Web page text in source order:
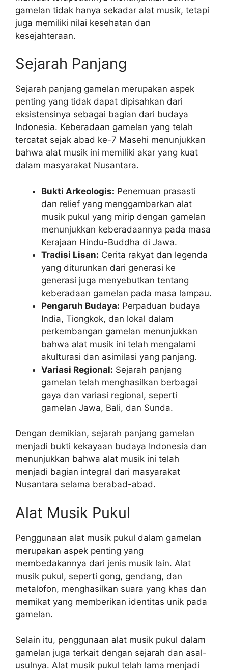
gamelan tidak hanya sekadar alat musik, tetapi
juga memiliki nilai kesehatan dan
kesejahteraan.
Sejarah Panjang
Sejarah panjang gamelan merupakan aspek
penting yang tidak dapat dipisahkan dari
eksistensinya sebagai bagian dari budaya
Indonesia. Keberadaan gamelan yang telah
tercatat sejak abad ke-7 Masehi menunjukkan
bahwa alat musik ini memiliki akar yang kuat
dalam masyarakat Nusantara.
Bukti Arkeologis: Penemuan prasasti
dan relief yang menggambarkan alat
musik pukul yang mirip dengan gamelan
menunjukkan keberadaannya pada masa
Kerajaan Hindu-Buddha di Jawa.
Tradisi Lisan: Cerita rakyat dan legenda
yang diturunkan dari generasi ke
generasi juga menyebutkan tentang
keberadaan gamelan pada masa lampau.
Pengaruh Budaya: Perpaduan budaya
India, Tiongkok, dan lokal dalam
perkembangan gamelan menunjukkan
bahwa alat musik ini telah mengalami
akulturasi dan asimilasi yang panjang.
Variasi Regional: Sejarah panjang
gamelan telah menghasilkan berbagai
gaya dan variasi regional, seperti
gamelan Jawa, Bali, dan Sunda.
Dengan demikian, sejarah panjang gamelan
menjadi bukti kekayaan budaya Indonesia dan
menunjukkan bahwa alat musik ini telah
menjadi bagian integral dari masyarakat
Nusantara selama berabad-abad.
Alat Musik Pukul
Penggunaan alat musik pukul dalam gamelan
merupakan aspek penting yang
membedakannya dari jenis musik lain. Alat
musik pukul, seperti gong, gendang, dan
metalofon, menghasilkan suara yang khas dan
memikat yang memberikan identitas unik pada
gamelan.
Selain itu, penggunaan alat musik pukul dalam
gamelan juga terkait dengan sejarah dan asal-
usulnya. Alat musik pukul telah lama menjadi